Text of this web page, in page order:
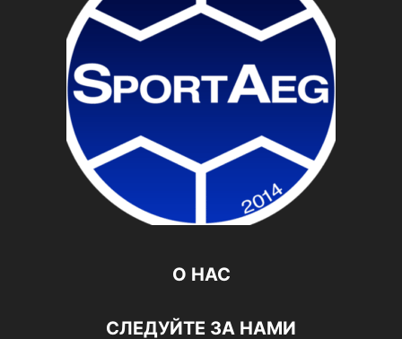
О НАС
СЛЕДУЙТЕ ЗА НАМИ